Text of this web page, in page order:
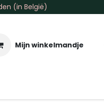
(in België)
Mijn winkelmandje